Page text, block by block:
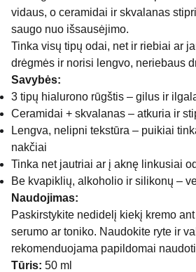
vidaus, o ceramidai ir skvalanas
saugo nuo išsausėjimo.
Tinka visų tipų odai, net ir riebiai ar
drėgmės ir norisi lengvo, neriebaus
Savybės:
3 tipų hialurono rūgštis – gilus ir
Ceramidai + skvalanas – atkuria ir
Lengva, nelipni tekstūra – puikiai
nakčiai
Tinka net jautriai ar į aknę linkusiai
Be kvapiklių, alkoholio ir silikonų –
Naudojimas:
Paskirstykite nedidelį kiekį kremo
serumo ar toniko. Naudokite ryte ir
rekomenduojama papildomai
Tūris: 50 ml